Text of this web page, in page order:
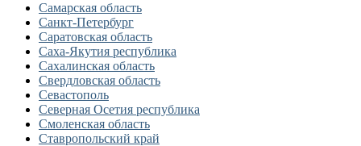
Самарская область
Санкт-Петербург
Саратовская область
Саха-Якутия республика
Сахалинская область
Свердловская область
Севастополь
Северная Осетия республика
Смоленская область
Ставропольский край